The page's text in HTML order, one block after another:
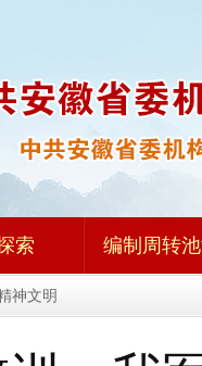
索 编制周转
神文明